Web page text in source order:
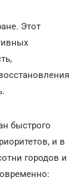
Этот
быстрого
и в
городов и